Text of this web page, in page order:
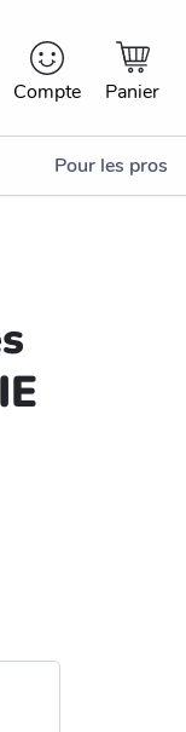
Compte Panier
Pour les pros